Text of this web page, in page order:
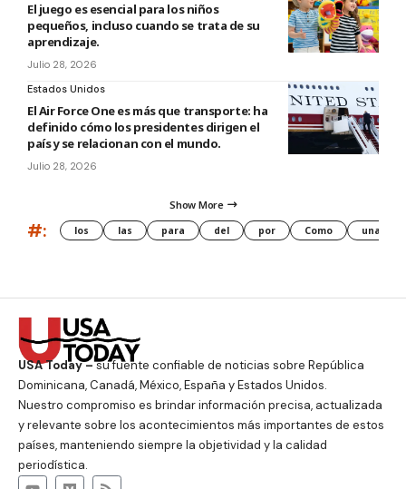
El juego es esencial para los niños
pequeños, incluso cuando se trata de su
aprendizaje.
Julio 28, 2026
Estados Unidos
El Air Force One es más que transporte: ha
definido cómo los presidentes dirigen el
país y se relacionan con el mundo.
Julio 28, 2026
Show More
#: los las para del por Como una
USA Today –su fuente confiable de noticias sobre República
Dominicana, Canadá, México, España y Estados Unidos.
Nuestro compromiso es brindar información precisa, actualizada
y relevante sobre los acontecimientos más importantes de estos
países, manteniendo siempre la objetividad y la calidad
periodística.